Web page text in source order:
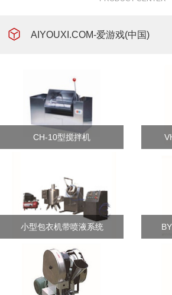
AIYOUXI.COM-爱游戏(中国)
CH-10型搅拌机
小型包衣机带喷液系统